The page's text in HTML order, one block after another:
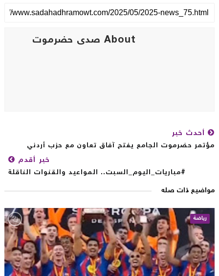
About صدى حضرموت
أحدث خبر
حضرموت الجامع يفتح آفاق تعاون مع حزب أردني
خبر أقدم
#مباريات_اليوم_السبت.. المواعيد والقنوات الناقلة
ذات صله
رياضة